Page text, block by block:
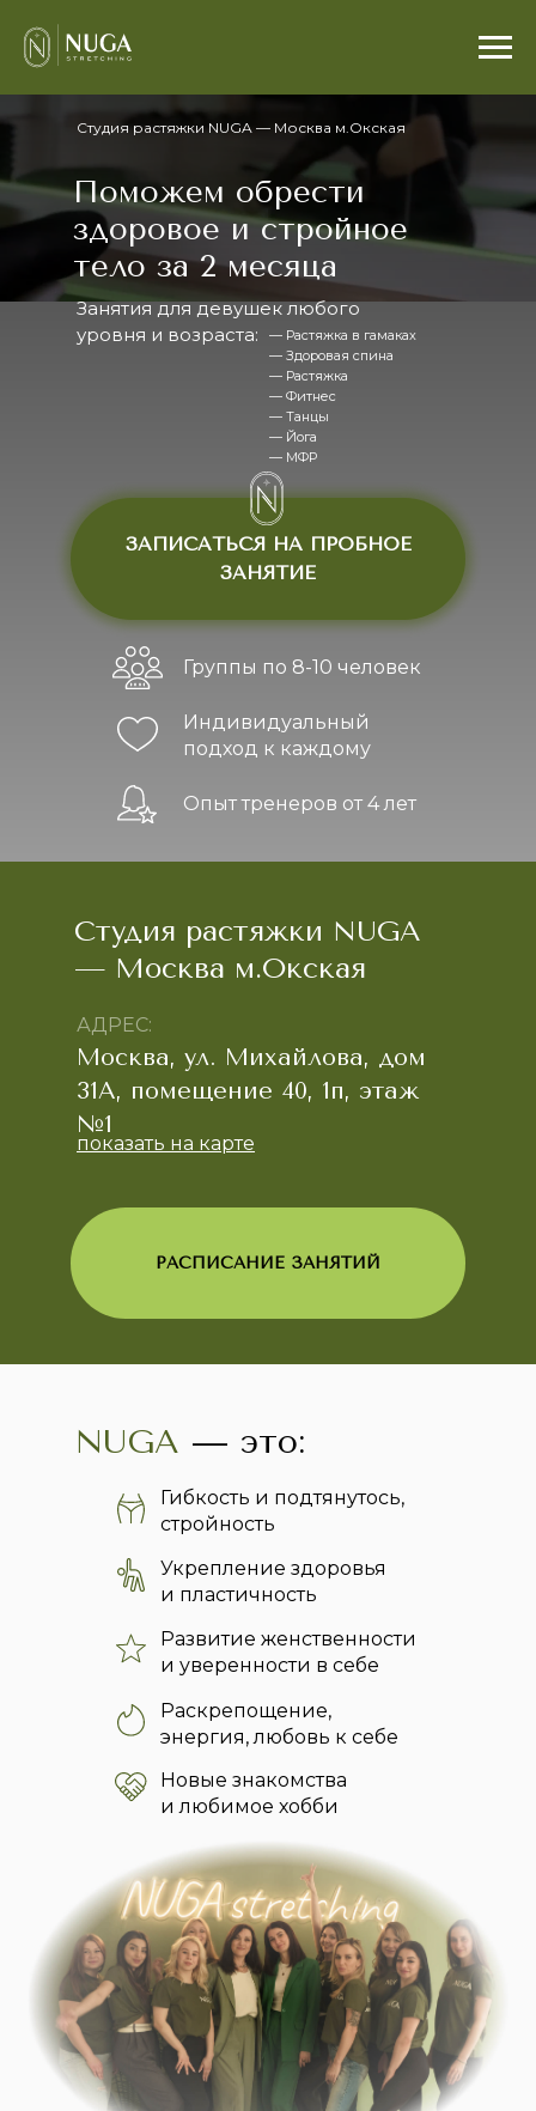
Занятия для девушек любого
уровня и возраста:
Группы по 8-10 человек
Индивидуальный
подход к каждому
Опыт тренеров от 4 лет
ЗАПИСАТЬСЯ НА ПРОБНОЕ
ЗАНЯТИЕ
Поможем обрести
здоровое и стройное
тело за 2 месяца
Студия растяжки NUGA — Москва м.Окская
— Растяжка в гамаках
— Здоровая спина
— Растяжка
— Фитнес
— Танцы
— Йога
— МФР
Студия растяжки NUGA
— Москва м.Окская
Москва, ул. Михайлова, дом
31А, помещение 40, 1п, этаж
№1
показать на карте
АДРЕС:
РАСПИСАНИЕ ЗАНЯТИЙ
NUGA — это:
Гибкость и подтянутось,
стройность
Укрепление здоровья
и пластичность
Развитие женственности
и уверенности в себе
Раскрепощение,
энергия, любовь к себе
Новые знакомства
и любимое хобби